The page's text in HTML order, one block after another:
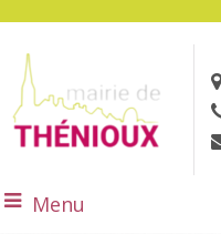
Menu